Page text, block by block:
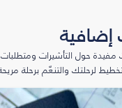
حول التأشيرات
لرحلتك والتنعّم برحلة